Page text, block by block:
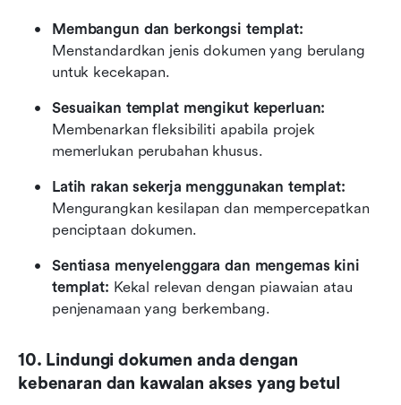
Membangun dan berkongsi templat:
Menstandardkan jenis dokumen yang berulang
untuk kecekapan.
Sesuaikan templat mengikut keperluan:
Membenarkan fleksibiliti apabila projek
memerlukan perubahan khusus.
Latih rakan sekerja menggunakan templat:
Mengurangkan kesilapan dan mempercepatkan
penciptaan dokumen.
Sentiasa menyelenggara dan mengemas kini
templat: Kekal relevan dengan piawaian atau
penjenamaan yang berkembang.
10. Lindungi dokumen anda dengan
kebenaran dan kawalan akses yang betul